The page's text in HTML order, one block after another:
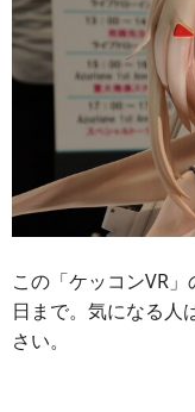
この「ケッコンVR
日まで。気になる人
さい。